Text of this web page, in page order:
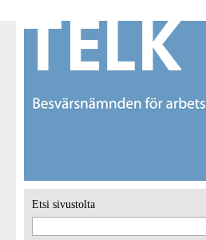
Etsi sivustolta